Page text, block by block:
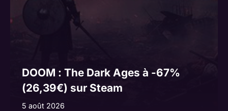
DOOM : The Dark Ages à -67%
(26,39€) sur Steam
5 août 2026